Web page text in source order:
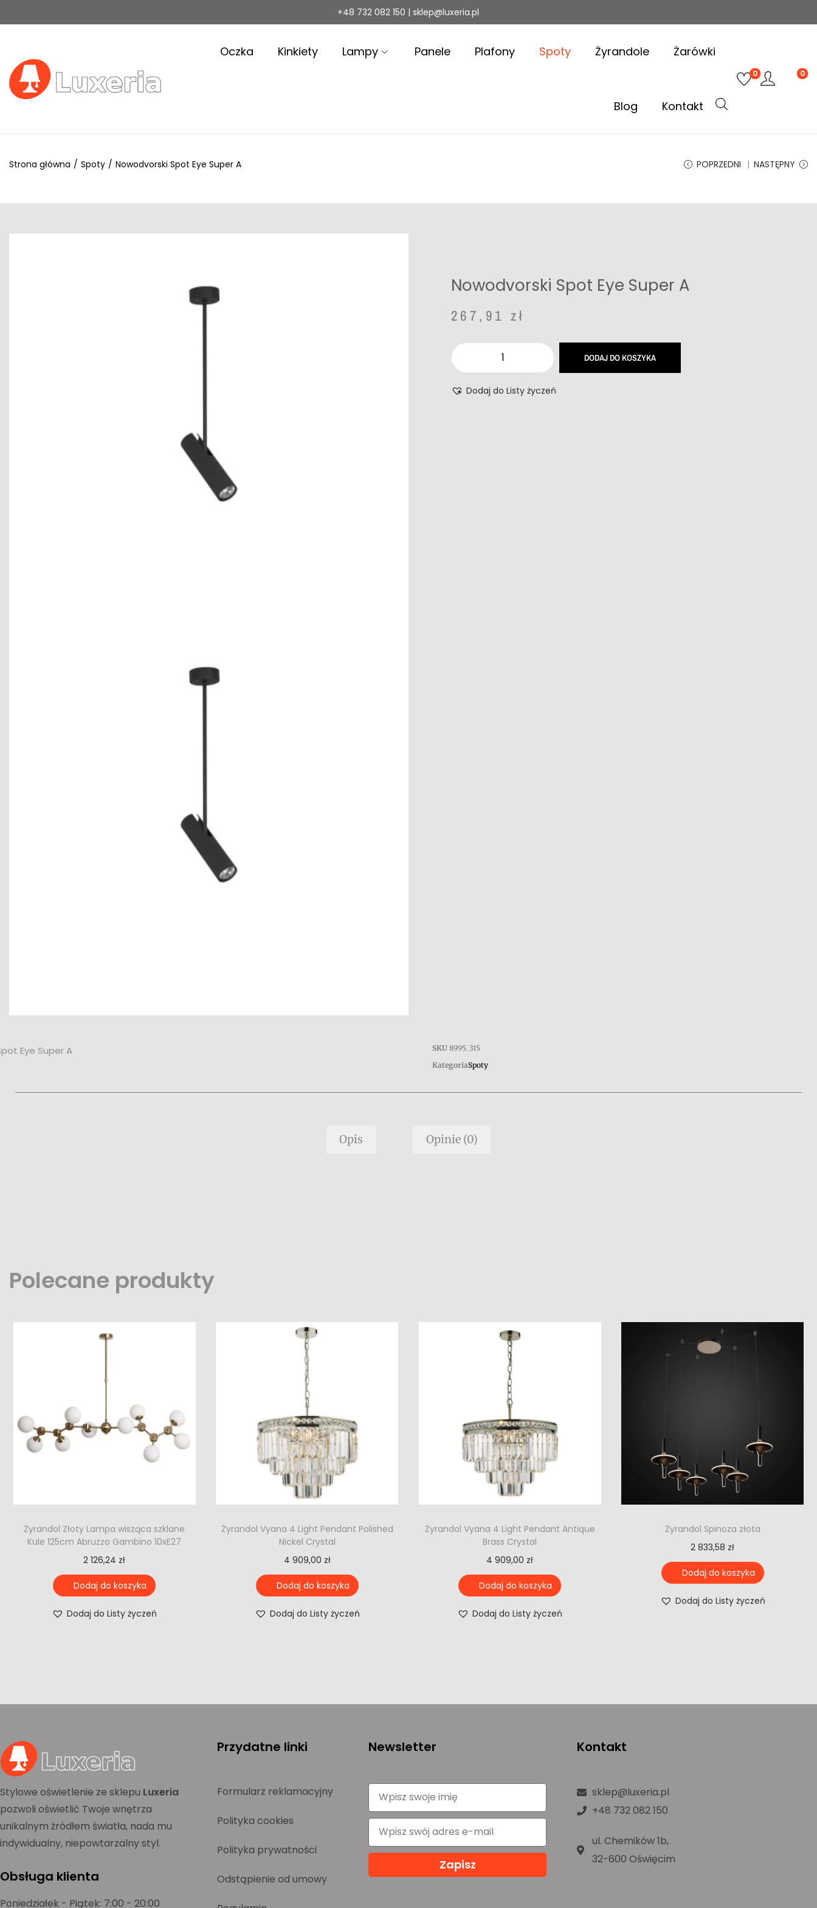
+48 732 082 150 | sklep@luxeria.pl
Oczka Kinkiety Lampy Panele Plafony Spoty Żyrandole Żarówki
Blog Kontakt
0 0
Strona główna / Spoty / Nowodvorski Spot Eye Super A POPRZEDNI NASTĘPNY
Nowodvorski Spot Eye Super A
267,91 zł
DODAJ DO KOSZYKA
Dodaj do Listy życzeń
Eye Super A SKU8995_315
KategoriaSpoty
Opis Opinie (0)
Polecane produkty
Żyrandol Złoty Lampa wisząca szklane
Kule 125cm Abruzzo Gambino 10xE27
2 126,24 zł
Dodaj do koszyka
Dodaj do Listy życzeń
Żyrandol Vyana 4 Light Pendant Polished
Nickel Crystal
4 909,00 zł
Dodaj do koszyka
Dodaj do Listy życzeń
Żyrandol Vyana 4 Light Pendant Antique
Brass Crystal
4 909,00 zł
Dodaj do koszyka
Dodaj do Listy życzeń
Żyrandol Spinoza złota
2 833,58 zł
Dodaj do koszyka
Dodaj do Listy życzeń
Stylowe oświetlenie ze sklepu Luxeria
pozwoli oświetlić Twoje wnętrza
unikalnym źródłem światła, nada mu
indywidualny, niepowtarzalny styl.
Obsługa klienta
Poniedziałek - Piątek: 7:00 - 20:00
Przydatne linki
Formularz reklamacyjny
Polityka cookies
Polityka prywatności
Odstąpienie od umowy
Newsletter
Zapisz
Kontakt
sklep@luxeria.pl
+48 732 082 150
ul. Chemików 1b,
32-600 Oświęcim